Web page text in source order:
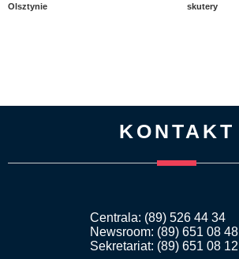
Olsztynie
skutery
KONTAKT
Centrala: (89) 526 44 34
Newsroom: (89) 651 08 48
Sekretariat: (89) 651 08 12